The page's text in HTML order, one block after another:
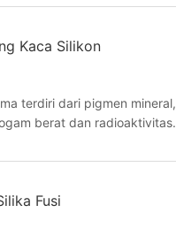
Kaca Silikon
terdiri dari pigmen
berat dan
Fusi